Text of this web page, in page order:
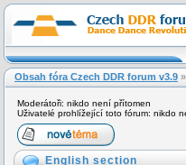
Obsah fóra Czech DDR forum v3.9 »
Moderátoři: nikdo není přítomen
Uživatelé prohlížející toto fórum: nikdo
English section